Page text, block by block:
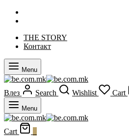
THE STORY
Контакт
Menu
Влез Search Wishlist Cart
Menu
Cart